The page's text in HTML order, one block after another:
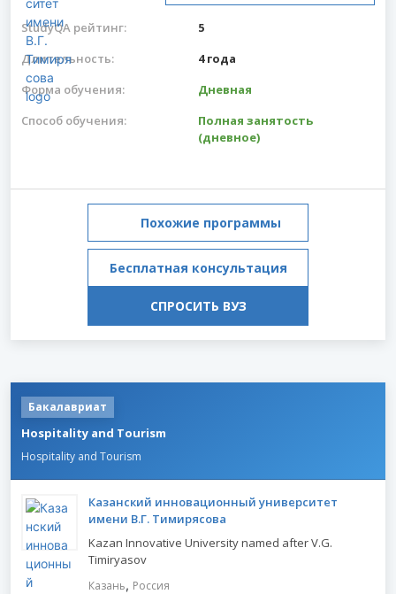
StudyQA рейтинг:
5
Длительность:
4 года
Форма обучения:
Дневная
Способ обучения:
Полная занятость
(дневное)
Похожие программы
Бесплатная консультация
СПРОСИТЬ ВУЗ
Бакалавриат
Hospitality and Tourism
Hospitality and Tourism
Казанский инновационный университет
имени В.Г. Тимирясова
Kazan Innovative University named after V.G.
Timiryasov
Казань, Россия